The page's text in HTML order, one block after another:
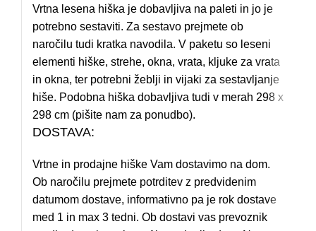
Vrtna lesena hiška je dobavljiva na paleti in jo je
potrebno sestaviti. Za sestavo prejmete ob
naročilu tudi kratka navodila. V paketu so leseni
elementi hiške, strehe, okna, vrata, kljuke za vrata
in okna, ter potrebni žeblji in vijaki za sestavljanje
hiše. Podobna hiška dobavljiva tudi v merah 298 x
298 cm (pišite nam za ponudbo).
DOSTAVA:
Vrtne in prodajne hiške Vam dostavimo na dom.
Ob naročilu prejmete potrditev z predvidenim
datumom dostave, informativno pa je rok dostave
med 1 in max 3 tedni. Ob dostavi vas prevoznik